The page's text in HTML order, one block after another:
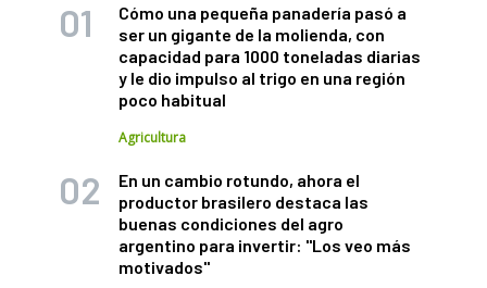
Cómo una pequeña panadería pasó a
ser un gigante de la molienda, con
capacidad para 1000 toneladas diarias
y le dio impulso al trigo en una región
poco habitual
Agricultura
En un cambio rotundo, ahora el
productor brasilero destaca las
buenas condiciones del agro
argentino para invertir: "Los veo más
motivados"